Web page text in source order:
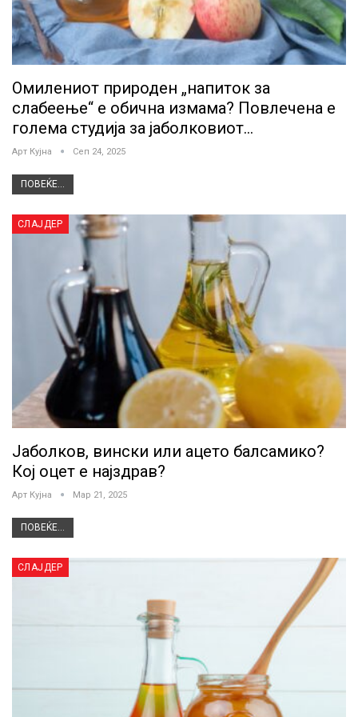
Омилениот природен „напиток за
слабеење“ е обична измама? Повлечена е
голема студија за јаболковиот…
Арт Кујна Сеп 24, 2025
ПОВЕЌЕ...
СЛАЈДЕР
Јаболков, вински или ацето балсамико?
Кој оцет е најздрав?
Арт Кујна Мар 21, 2025
ПОВЕЌЕ...
СЛАЈДЕР